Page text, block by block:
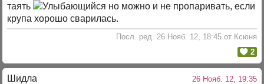
таять
но можно и не пропаривать, если
крупа хорошо сварилась.
Посл. ред. 26 Нояб. 12, 18:45 от Ксюня
2
Шидла 26 Нояб. 12, 19:35